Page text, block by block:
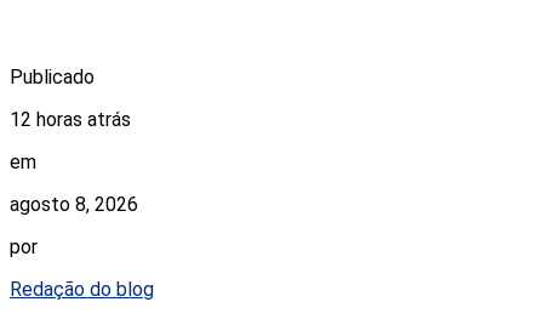
Publicado
12 horas atrás
em
agosto 8, 2026
por
Redação do blog